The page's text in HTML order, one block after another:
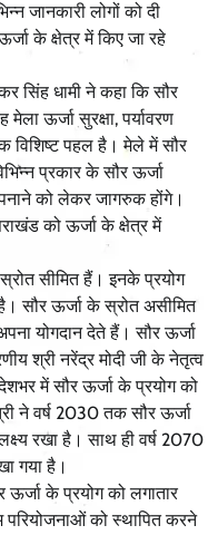
जानकारी लोगों को दी
के क्षेत्र में किए जा रहे
सिंह धामी ने कहा कि सौर
ऊर्जा सुरक्षा, पर्यावरण
विशिष्ट पहल है। मेले में सौर
प्रकार के सौर ऊर्जा
को लेकर जागरुक होंगे।
को ऊर्जा के क्षेत्र में
सीमित हैं। इनके प्रयोग
सौर ऊर्जा के स्रोत असीमित
योगदान देते हैं। सौर ऊर्जा
श्री नरेंद्र मोदी जी के नेतृत्व
में सौर ऊर्जा के प्रयोग को
ने वर्ष 2030 तक सौर ऊर्जा
रखा है। साथ ही वर्ष 2070
गया है।
के प्रयोग को लगातार
परियोजनाओं को स्थापित करने